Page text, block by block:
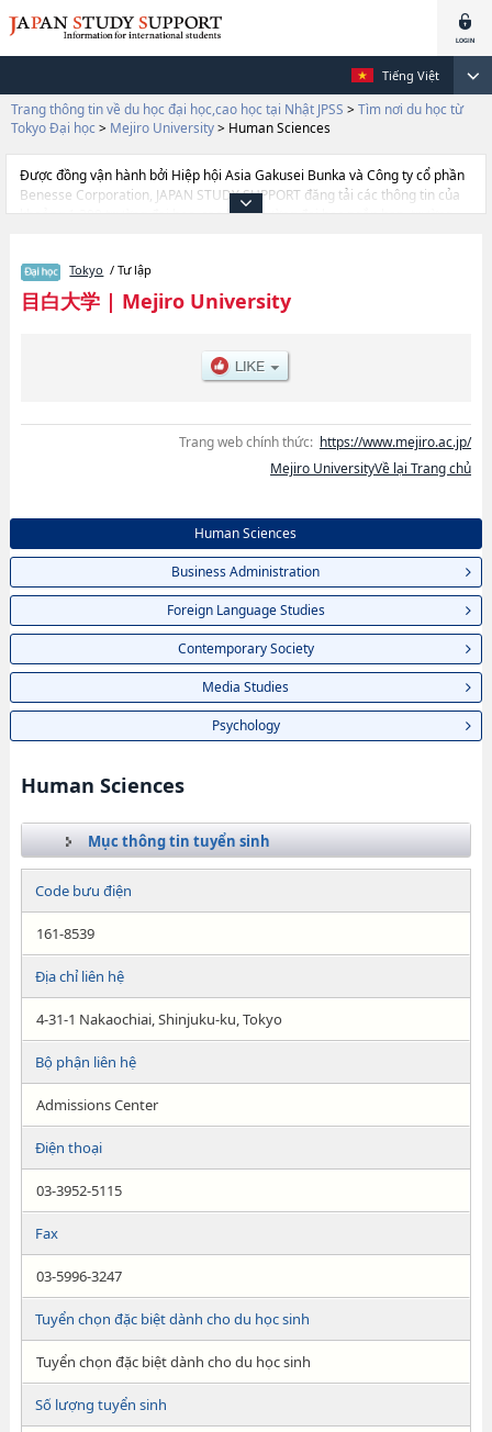
Tiếng Việt
Trang thông tin về du học đại học,cao học tại Nhật JPSS > Tìm nơi du học từ
Tokyo Đại học > Mejiro University> Human Sciences
Được đồng vận hành bởi Hiệp hội Asia Gakusei Bunka và Công ty cổ phần
Benesse Corporation, JAPAN STUDY SUPPORT đăng tải các thông tin của
khoảng 1.300 trường đại học, cao học, trường đại học ngắn hạn, trường
thiết dành cho du học sinh, như là về các Ngành Human
ScienceshoặcNgành Business AdministrationhoặcNgành Foreign
Language StudieshoặcNgành Contemporary SocietyhoặcNgành Media
quan đến thi tuyển như số lượng tuyển sinh, số lượng trúng tuyển, cở sở
trang thiết bị, hướng dẫn địa điểm v.v...
Tokyo / Tư lập
目白大学| Mejiro University
Trang web chính thức: https://www.mejiro.ac.jp/
Mejiro UniversityVề lại Trang chủ
Human Sciences
Business Administration
Foreign Language Studies
Contemporary Society
Media Studies
Psychology
Human Sciences
Mục thông tin tuyển sinh
Code bưu điện
161-8539
Địa chỉ liên hệ
4-31-1 Nakaochiai, Shinjuku-ku, Tokyo
Bộ phận liên hệ
Admissions Center
Điện thoại
03-3952-5115
Fax
03-5996-3247
Tuyển chọn đặc biệt dành cho du học sinh
Tuyển chọn đặc biệt dành cho du học sinh
Số lượng tuyển sinh